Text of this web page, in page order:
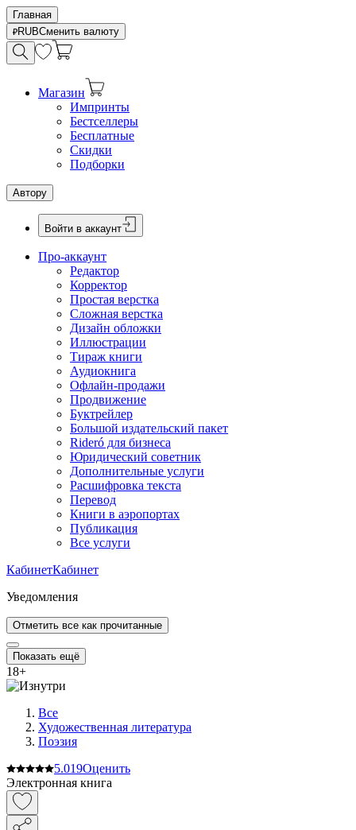
Главная
RUBСменить валюту
Магазин
Импринты
Бестселлеры
Бесплатные
Скидки
Подборки
Автору
Войти в аккаунт
Про-аккаунт
Редактор
Корректор
Простая верстка
Сложная верстка
Дизайн обложки
Иллюстрации
Тираж книги
Аудиокнига
Офлайн-продажи
Продвижение
Буктрейлер
Большой издательский пакет
Rideró для бизнеса
Юридический советник
Дополнительные услуги
Расшифровка текста
Перевод
Книги в аэропортах
Публикация
Все услуги
КабинетКабинет
Уведомления
Отметить все как прочитанные
Показать ещё
18+
Все
Художественная литература
Поэзия
5.019Оценить
Электронная книга